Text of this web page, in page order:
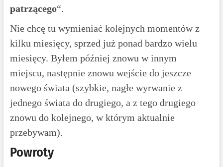
patrzącego“.
Nie chcę tu wymieniać kolejnych momentów z
kilku miesięcy, sprzed już ponad bardzo wielu
miesięcy. Byłem później znowu w innym
miejscu, następnie znowu wejście do jeszcze
nowego świata (szybkie, nagłe wyrwanie z
jednego świata do drugiego, a z tego drugiego
znowu do kolejnego, w którym aktualnie
przebywam).
Powroty